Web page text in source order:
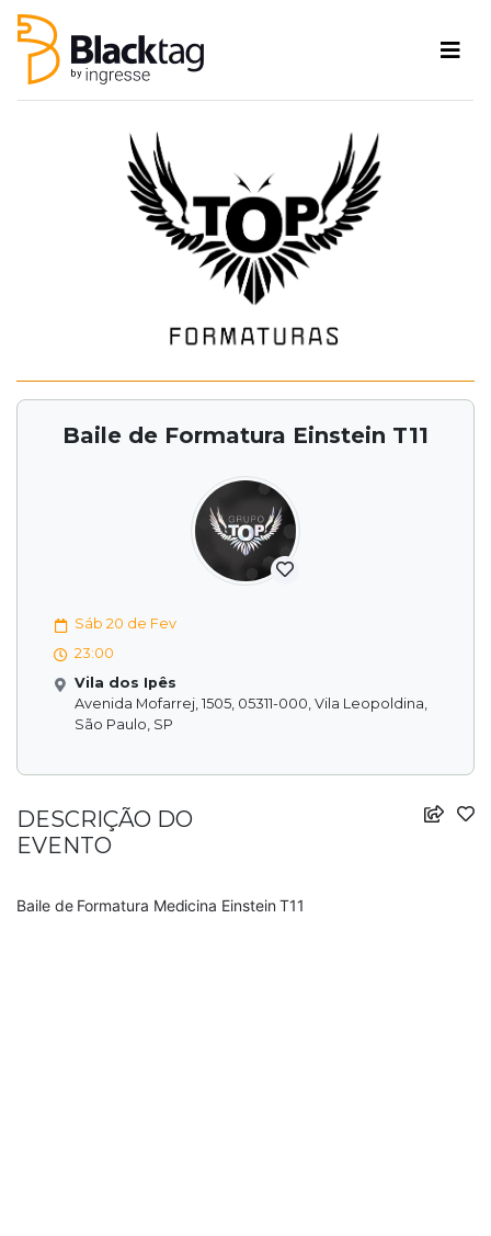
Baile de Formatura Einstein T11
Sáb 20 de Fev
23:00
Vila dos Ipês
Avenida Mofarrej, 1505, 05311-000, Vila Leopoldina,
São Paulo, SP
DESCRIÇÃO DO
EVENTO
Baile de Formatura Medicina Einstein T11